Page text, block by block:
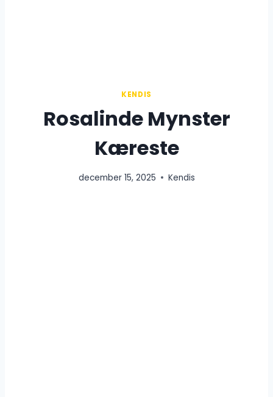
KENDIS
Rosalinde Mynster
Kæreste
december 15, 2025 Kendis